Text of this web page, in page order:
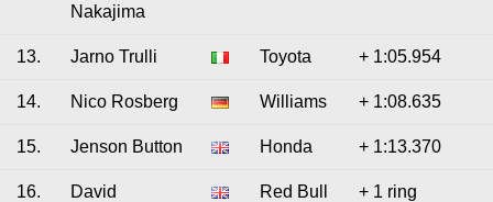
Nakajima
13. Jarno Trulli Toyota + 1:05.954
14. Nico Rosberg Williams + 1:08.635
15. Jenson Button Honda + 1:13.370
16.
David
Red Bull + 1 ring